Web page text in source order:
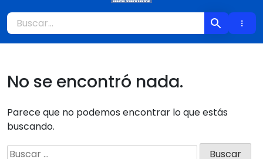
Coasin
No se encontró nada.
Parece que no podemos encontrar lo que estás
buscando.
Buscar:
×